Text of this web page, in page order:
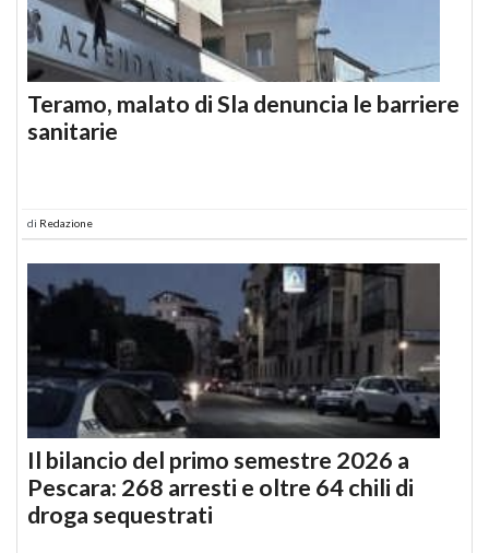
Teramo, malato di Sla denuncia le barriere
sanitarie
di Redazione
Il bilancio del primo semestre 2026 a
Pescara: 268 arresti e oltre 64 chili di
droga sequestrati